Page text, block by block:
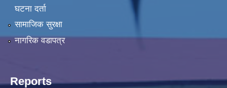
घटना दर्ता
सामाजिक सुरक्षा
नागरिक वडापत्र
Reports